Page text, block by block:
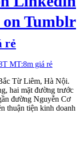
rẻ
Từ Liêm, Hà Nội.
hai mặt đường trước
đường Nguyễn Cơ
thuận tiện kinh doanh